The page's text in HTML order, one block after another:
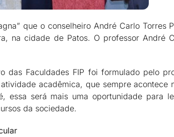
que o conselheiro André Carlo Torres
na cidade de Patos. O professor André
Faculdades FIP foi formulado pelo
acadêmica, que sempre acontece
será mais uma oportunidade para
da sociedade.